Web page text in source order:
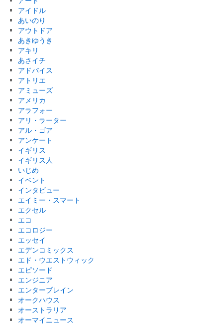
アイドル
あいのり
アウトドア
あきゆうき
アキリ
あさイチ
アドバイス
アトリエ
アミューズ
アメリカ
アラフォー
アリ・ラーター
アル・ゴア
アンケート
イギリス
イギリス人
いじめ
イベント
インタビュー
エイミー・スマート
エクセル
エコ
エコロジー
エッセイ
エデンコミックス
エド・ウエストウィック
エピソード
エンジニア
エンターブレイン
オークハウス
オーストラリア
オーマイニュース